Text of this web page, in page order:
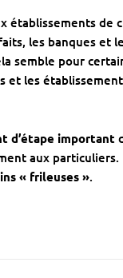
établissements de
les banques et
semble pour
les
d’étape important
aux
« frileuses ».